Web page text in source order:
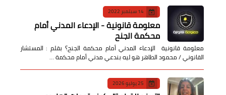
14 سبتمبر 2022
معلومة قانونية - الإدعاء المدني أمام
محكمة الجنح
معلومة قانونية الإدعاء المدني أمام محكمة الجنح؟ بقلم : المستشار
القانوني / محمود الطاهر هو ليه بندعي مدني أمام محكمة …
25 يوليو 2026